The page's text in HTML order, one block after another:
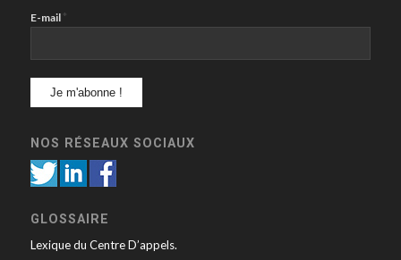
E-mail *
NOS RÉSEAUX SOCIAUX
GLOSSAIRE
Lexique du Centre D’appels.